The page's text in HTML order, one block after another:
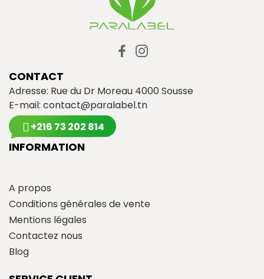
CONTACT
Adresse: Rue du Dr Moreau 4000 Sousse
E-mail: contact@paralabel.tn
+216 73 202 814
INFORMATION
A propos
Conditions générales de vente
Mentions légales
Contactez nous
Blog